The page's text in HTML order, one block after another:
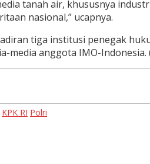
tanah air, khususnya
nasional,” ucapnya.
tiga institusi penegak
media anggota IMO-Indonesia.
KPK RI Polri